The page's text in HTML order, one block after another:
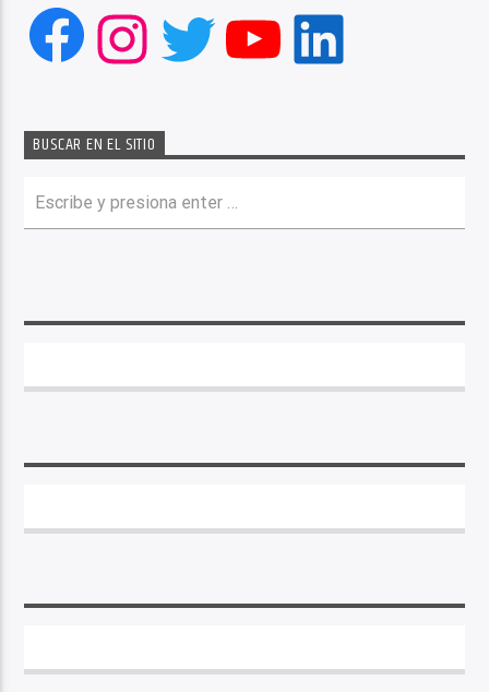
Facebook
Instagram
Twitter
YouTube
LinkedIn
BUSCAR EN EL SITIO